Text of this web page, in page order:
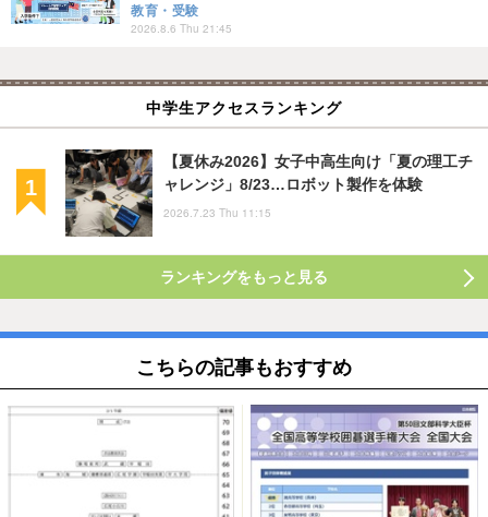
教育・受験
2026.8.6 Thu 21:45
中学生アクセスランキング
【夏休み2026】女子中高生向け「夏の理工チ
ャレンジ」8/23…ロボット製作を体験
2026.7.23 Thu 11:15
ランキングをもっと見る
こちらの記事もおすすめ